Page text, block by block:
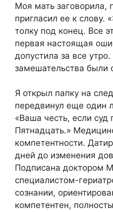
Моя мать заговорила,
пригласил ее к слову.
толку под конец. Все
первая настоящая
допустила за все
замешательства были
Я открыл папку на
передвинул еще один
«Ваша честь, если суд
Пятнадцать.»
компетентности.
дней до изменения
Подписана доктором
специалистом-
сознании,
компетентен,